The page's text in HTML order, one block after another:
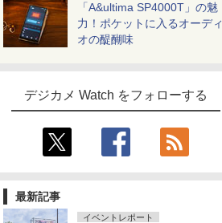
「A&ultima SP4000T」の魅
力！ポケットに入るオーディ
オの醍醐味
デジカメ Watch をフォローする
最新記事
イベントレポート